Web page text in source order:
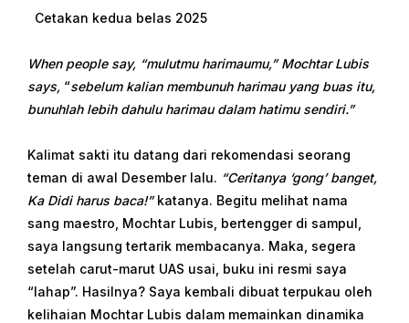
Cetakan kedua belas 2025
When people say, “mulutmu harimaumu,” Mochtar Lubis
says, “sebelum kalian membunuh harimau yang buas itu,
bunuhlah lebih dahulu harimau dalam hatimu sendiri.”
Kalimat sakti itu datang dari rekomendasi seorang
teman di awal Desember lalu. “Ceritanya ‘gong’ banget,
Ka Didi harus baca!”katanya. Begitu melihat nama
sang maestro, Mochtar Lubis, bertengger di sampul,
saya langsung tertarik membacanya. Maka, segera
setelah carut-marut UAS usai, buku ini resmi saya
“lahap”. Hasilnya? Saya kembali dibuat terpukau oleh
kelihaian Mochtar Lubis dalam memainkan dinamika